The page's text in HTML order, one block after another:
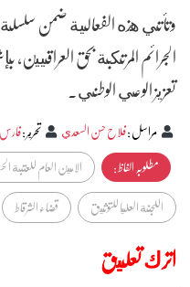
وتأتي هذه الفعالية ضمن سلسلة
الجرائم المرتكبة بحق
تعزيز الوعي الوطني.
مراسل:فلاح حسن السعدي تحرير:
مطلوبہ الفاظ :
الامين العام للعتبة
اللجنة العليا للتوثيق
قضاء الشرقاط
اترك تعليق